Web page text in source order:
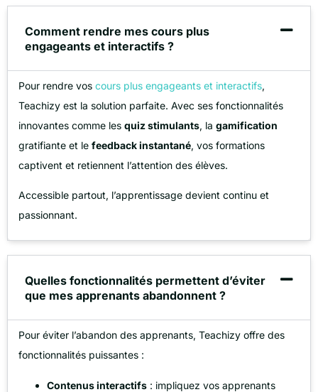
Comment rendre mes cours plus
engageants et interactifs ?
Pour rendre vos cours plus engageants et interactifs,
Teachizy est la solution parfaite. Avec ses fonctionnalités
innovantes comme les quiz stimulants, la gamification
gratifiante et le feedback instantané, vos formations
captivent et retiennent l’attention des élèves.
Accessible partout, l’apprentissage devient continu et
passionnant.
Quelles fonctionnalités permettent d’éviter
que mes apprenants abandonnent ?
Pour éviter l’abandon des apprenants, Teachizy offre des
fonctionnalités puissantes :
Contenus interactifs : impliquez vos apprenants